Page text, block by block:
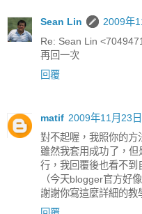
Sean Lin
2009年
Re: Sean Lin
再回一次
回覆
matif 2009年11月23
對不起喔，我照你的方
雖然我套用成功了，
行，我回覆後也看不到
（今天blogger官方好
謝謝你寫這麼詳細的教